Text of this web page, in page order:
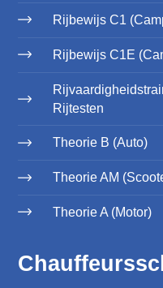
Rijbewijs C1
Rijbewijs C1E
Rijtesten
Theorie B (Auto)
Theorie AM
Theorie A (Motor)